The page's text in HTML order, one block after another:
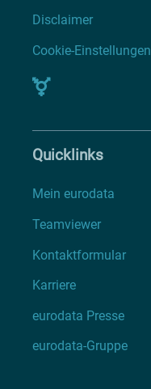
Disclaimer
Cookie-Einstellungen
Quicklinks
Mein eurodata
Teamviewer
Kontaktformular
Karriere
eurodata Presse
eurodata-Gruppe